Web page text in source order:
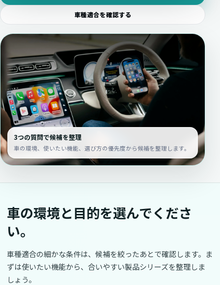
車種適合を確認する
3つの質問で候補を整理
車の環境、使いたい機能、選び方の優先度から候補を整理します。
車の環境と目的を選んでくださ
い。
車種適合の細かな条件は、候補を絞ったあとで確認します。ま
ずは使いたい機能から、合いやすい製品シリーズを整理しま
しょう。